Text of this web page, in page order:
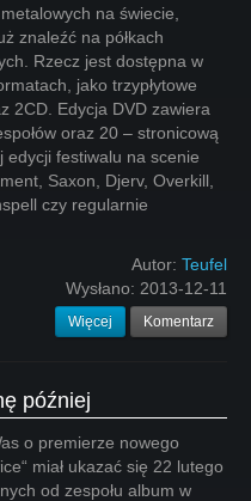
na świecie,
znaleźć na półkach
Rzecz jest dostępna w
jako trzypłytowe
2CD. Edycja DVD zawiera
oraz 20 – stronicową
edycji festiwalu na scenie
Saxon, Djerv, Overkill,
czy regularnie
Autor: Teufel
Wysłano: 2013-12-11
Więcej Komentarz
później
o premierze nowego
miał ukazać się 22 lutego
od zespołu album w